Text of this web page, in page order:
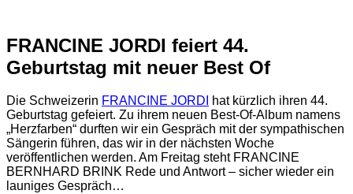
FRANCINE JORDI feiert 44.
Geburtstag mit neuer Best Of
Die Schweizerin FRANCINE JORDI
hat kürzlich ihren 44.
Geburtstag gefeiert. Zu ihrem neuen Best-Of-Album namens
„Herzfarben“ durften wir ein Gespräch mit der sympathischen
Sängerin führen, das wir in der nächsten Woche
veröffentlichen werden. Am Freitag steht FRANCINE
BERNHARD BRINK Rede und Antwort – sicher wieder ein
launiges Gespräch…